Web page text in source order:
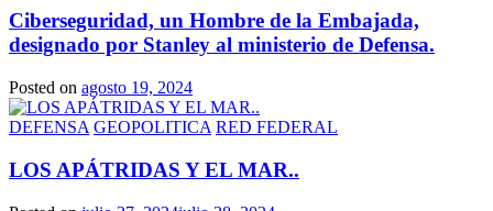
Ciberseguridad, un Hombre de la Embajada,
designado por Stanley al ministerio de Defensa.
Posted on agosto 19, 2024
DEFENSA GEOPOLITICA RED FEDERAL
LOS APÁTRIDAS Y EL MAR..